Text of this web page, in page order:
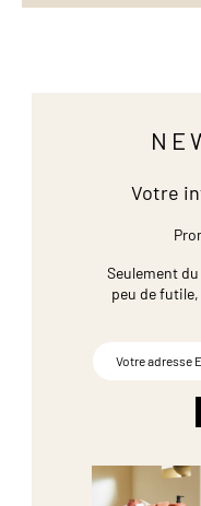
Votre
Seulement
peu de futile,